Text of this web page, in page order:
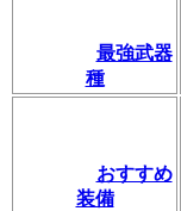
最強武器
種
おすすめ
装備